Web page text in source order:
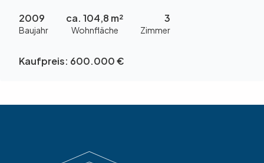
2009
Baujahr
ca. 104,8 m²
Wohnfläche
3
Zimmer
Kaufpreis: 600.000 €